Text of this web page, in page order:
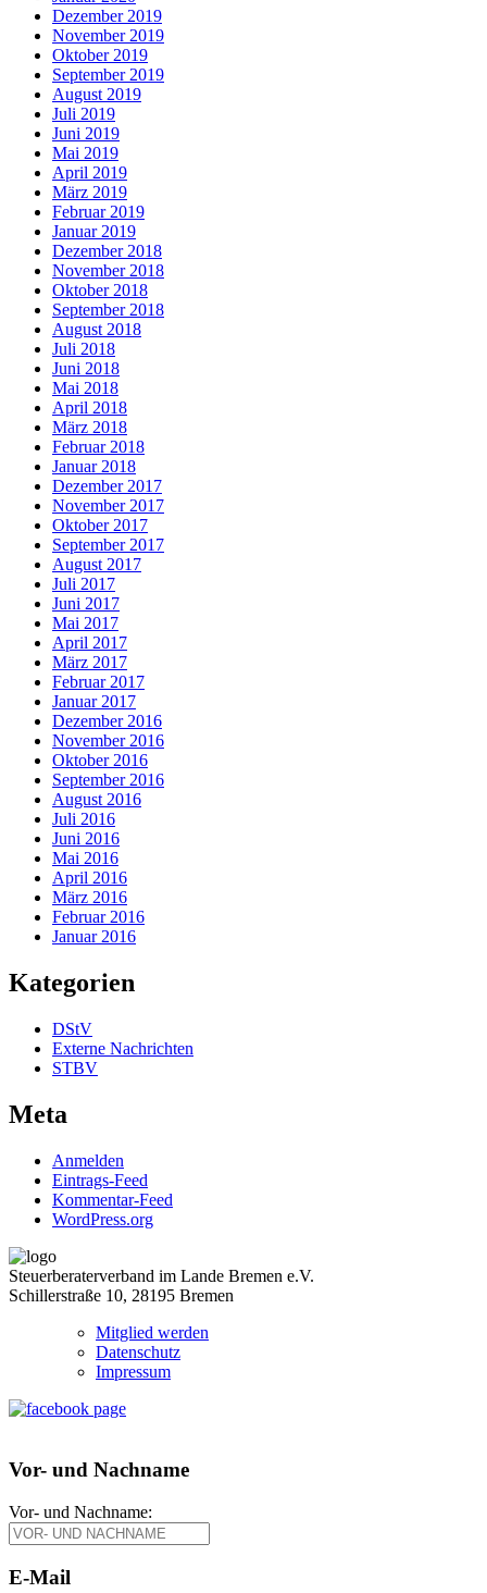
Dezember 2019
November 2019
Oktober 2019
September 2019
August 2019
Juli 2019
Juni 2019
Mai 2019
April 2019
März 2019
Februar 2019
Januar 2019
Dezember 2018
November 2018
Oktober 2018
September 2018
August 2018
Juli 2018
Juni 2018
Mai 2018
April 2018
März 2018
Februar 2018
Januar 2018
Dezember 2017
November 2017
Oktober 2017
September 2017
August 2017
Juli 2017
Juni 2017
Mai 2017
April 2017
März 2017
Februar 2017
Januar 2017
Dezember 2016
November 2016
Oktober 2016
September 2016
August 2016
Juli 2016
Juni 2016
Mai 2016
April 2016
März 2016
Februar 2016
Januar 2016
Kategorien
DStV
Externe Nachrichten
STBV
Meta
Anmelden
Eintrags-Feed
Kommentar-Feed
WordPress.org
Steuerberaterverband im Lande Bremen e.V.
Schillerstraße 10, 28195 Bremen
Mitglied werden
Datenschutz
Impressum
Vor- und Nachname
Vor- und Nachname:
E-Mail